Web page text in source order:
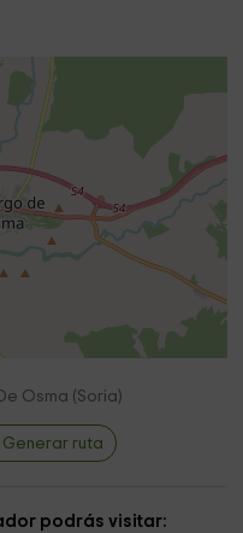
Osma (Soria)
Generar ruta
podrás visitar: